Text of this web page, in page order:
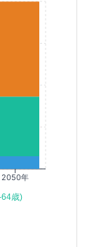
2050年
歳)